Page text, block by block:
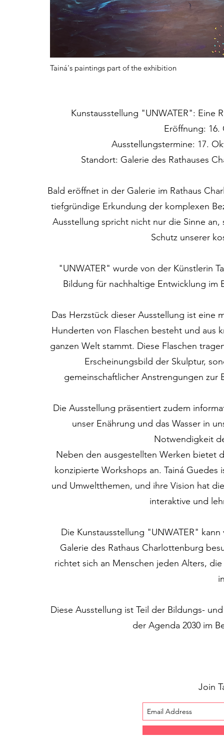
Tainá's paintings part of the exhibition
Kunstausstellung "UNWATER": Eine
Eröffnung: 16.
Ausstellungstermine: 17.
Standort: Galerie des Rathauses
Bald eröffnet in der Galerie im Rathaus
tiefgründige Erkundung der komplexen
Ausstellung spricht nicht nur die Sinne
Schutz unserer
"UNWATER" wurde von der Künstlerin
Bildung für nachhaltige Entwicklung im
Das Herzstück dieser Ausstellung ist eine
Hunderten von Flaschen besteht und aus
ganzen Welt stammt. Diese Flaschen
Erscheinungsbild der Skulptur,
gemeinschaftlicher Anstrengungen zur
Die Ausstellung präsentiert zudem
unser Enährung und das Wasser in
Notwendigkeit
Neben den ausgestellten Werken bietet
konzipierte Workshops an. Tainá
und Umweltthemen, und ihre Vision hat
interaktive und
Die Kunstausstellung "UNWATER"
Galerie des Rathaus Charlottenburg
richtet sich an Menschen jeden Alters,
Diese Ausstellung ist Teil der Bildungs-
der Agenda 2030 im
Join